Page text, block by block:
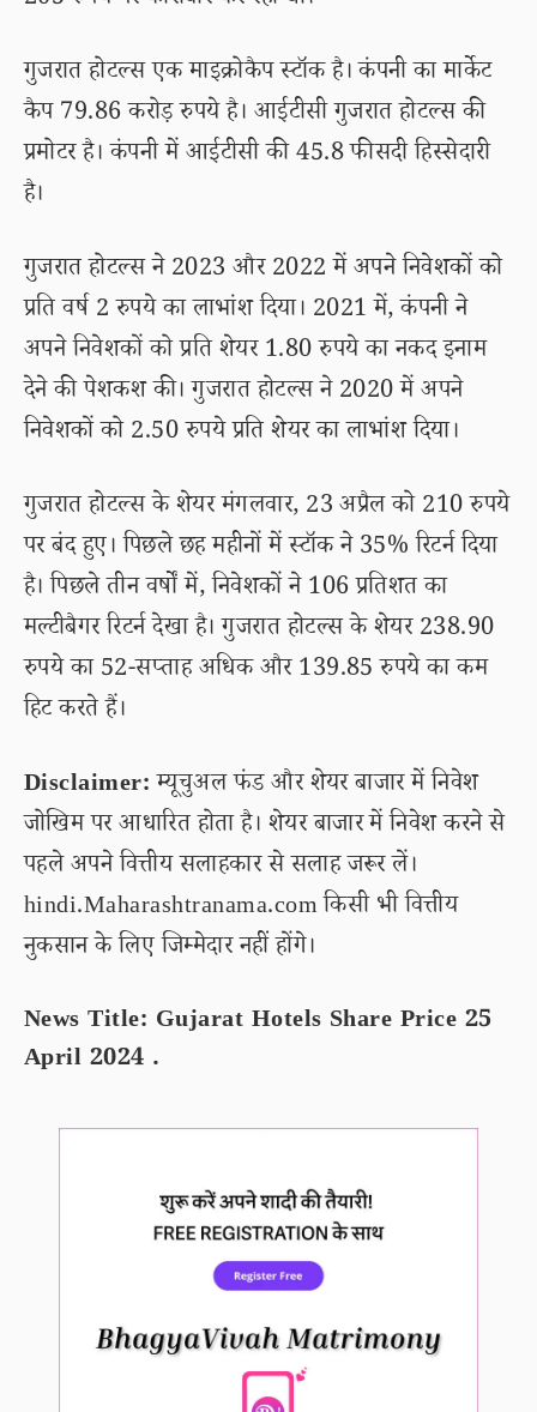
गुजरात होटल्स एक माइक्रोकैप स्टॉक है। कंपनी का मार्केट
कैप 79.86 करोड़ रुपये है। आईटीसी गुजरात होटल्स की
प्रमोटर है। कंपनी में आईटीसी की 45.8 फीसदी हिस्सेदारी
है।
गुजरात होटल्स ने 2023 और 2022 में अपने निवेशकों को
प्रति वर्ष 2 रुपये का लाभांश दिया। 2021 में, कंपनी ने
अपने निवेशकों को प्रति शेयर 1.80 रुपये का नकद इनाम
देने की पेशकश की। गुजरात होटल्स ने 2020 में अपने
निवेशकों को 2.50 रुपये प्रति शेयर का लाभांश दिया।
गुजरात होटल्स के शेयर मंगलवार, 23 अप्रैल को 210 रुपये
पर बंद हुए। पिछले छह महीनों में स्टॉक ने 35% रिटर्न दिया
है। पिछले तीन वर्षों में, निवेशकों ने 106 प्रतिशत का
मल्टीबैगर रिटर्न देखा है। गुजरात होटल्स के शेयर 238.90
रुपये का 52-सप्ताह अधिक और 139.85 रुपये का कम
हिट करते हैं।
Disclaimer:म्यूचुअल फंड और शेयर बाजार में निवेश
जोखिम पर आधारित होता है। शेयर बाजार में निवेश करने से
पहले अपने वित्तीय सलाहकार से सलाह जरूर लें।
hindi.Maharashtranama.com किसी भी वित्तीय
नुकसान के लिए जिम्मेदार नहीं होंगे।
News Title: Gujarat Hotels Share Price 25
April 2024 .